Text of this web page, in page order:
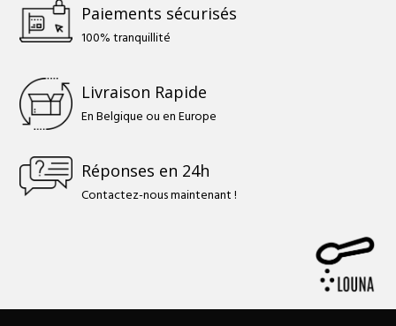
Paiements sécurisés
100% tranquillité
Livraison Rapide
En Belgique ou en Europe
Réponses en 24h
Contactez-nous maintenant !